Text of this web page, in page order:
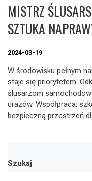
MISTRZ
SZTUKA
2024-03-19
W środowisku pełnym
staje się priorytetem.
ślusarzom
urazów. Współpraca,
bezpieczną przestrzeń
Szukaj